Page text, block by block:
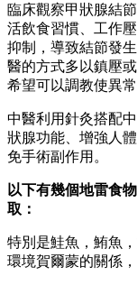
臨床觀察甲狀腺結
活飲食習慣、工作
抑制，導致結節發
醫的方式多以鎮壓
希望可以調教使異常
中醫利用針灸搭配
狀腺功能、增強人
免手術副作用。
以下有幾個地雷食
取：
特別是鮭魚，鮪魚
環境賀爾蒙的關係